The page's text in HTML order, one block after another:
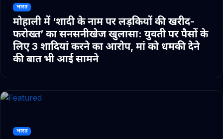
भारत
मोहाली में ‘शादी के नाम पर लड़कियों की खरीद-
फरोख्त’ का सनसनीखेज खुलासा: युवती पर पैसों के
लिए 3 शादियां करने का आरोप, मां को धमकी देने
की बात भी आई सामने
भारत